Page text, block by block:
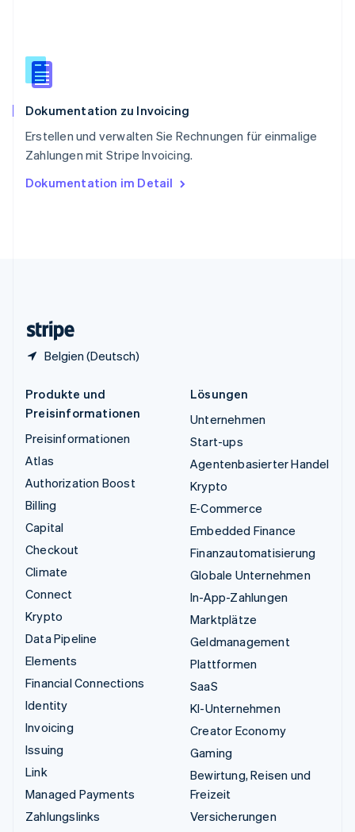
Dokumentation zu Invoicing
Erstellen und verwalten Sie Rechnungen für einmalige
Zahlungen mit Stripe Invoicing.
Dokumentation im Detail
Belgien (Deutsch)
English
Spanien
Thailand
Tschechische Republik
English
English
Produkte und
Preisinformationen
Preisinformationen
Atlas
Authorization Boost
Billing
Capital
Checkout
Climate
Connect
Krypto
Data Pipeline
Elements
Financial Connections
Identity
Invoicing
Issuing
Link
Managed Payments
Zahlungslinks
Lösungen
Unternehmen
Start-ups
Agentenbasierter Handel
Krypto
E-Commerce
Embedded Finance
Finanzautomatisierung
Globale Unternehmen
In-App-Zahlungen
Marktplätze
Geldmanagement
Plattformen
SaaS
KI-Unternehmen
Creator Economy
Gaming
Bewirtung, Reisen und
Freizeit
Versicherungen